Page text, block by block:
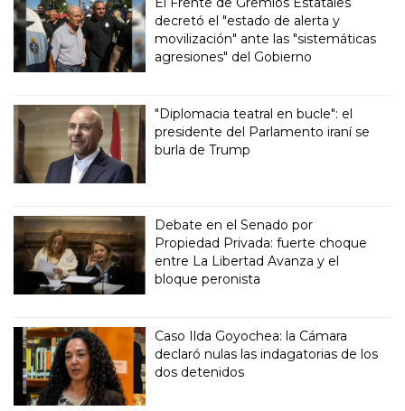
decretó el "estado de alerta y
movilización" ante las "sistemáticas
agresiones" del Gobierno
"Diplomacia teatral en bucle": el
presidente del Parlamento iraní se
burla de Trump
Debate en el Senado por
Propiedad Privada: fuerte choque
entre La Libertad Avanza y el
bloque peronista
Caso Ilda Goyochea: la Cámara
declaró nulas las indagatorias de los
dos detenidos